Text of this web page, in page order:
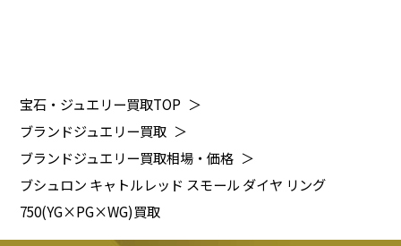
宝石・ジュエリー買取TOP ＞
ブランドジュエリー買取 ＞
ブランドジュエリー買取相場・価格 ＞
ブシュロン キャトルレッド スモール ダイヤ リング
750(YG×PG×WG)買取